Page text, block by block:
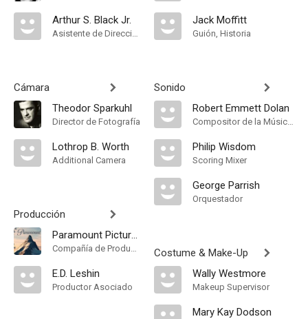
Arthur S. Black Jr.
Asistente de Dirección
Cámara
Theodor Sparkuhl
Director de Fotografía
Lothrop B. Worth
Additional Camera
Producción
Paramount Pictures
Compañía de Produccion
E.D. Leshin
Productor Asociado
Jack Moffitt
Guión, Historia
Sonido
Robert Emmett Dolan
Compositor de la Música Original
Philip Wisdom
Scoring Mixer
George Parrish
Orquestador
Costume & Make-Up
Wally Westmore
Makeup Supervisor
Mary Kay Dodson